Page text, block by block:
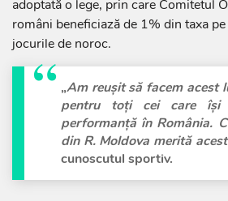
adoptată o lege, prin care Comitetul
români beneficiază de 1% din taxa
jocurile de noroc.
„Am reușit să facem acest
pentru toți cei care își
performanță în România.
din R. Moldova merită
cunoscutul sportiv.